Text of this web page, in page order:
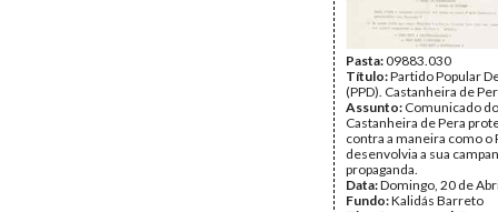
Pasta:09883.030
Título:Partido Popular
(PPD). Castanheira de
Assunto: Comunicado
Castanheira de Pera
contra a maneira como o
desenvolvia a sua
propaganda.
Data:Domingo, 20 de
Fundo:Kalidás Barreto